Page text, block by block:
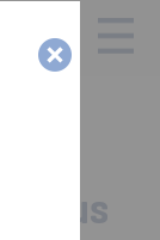
Tous